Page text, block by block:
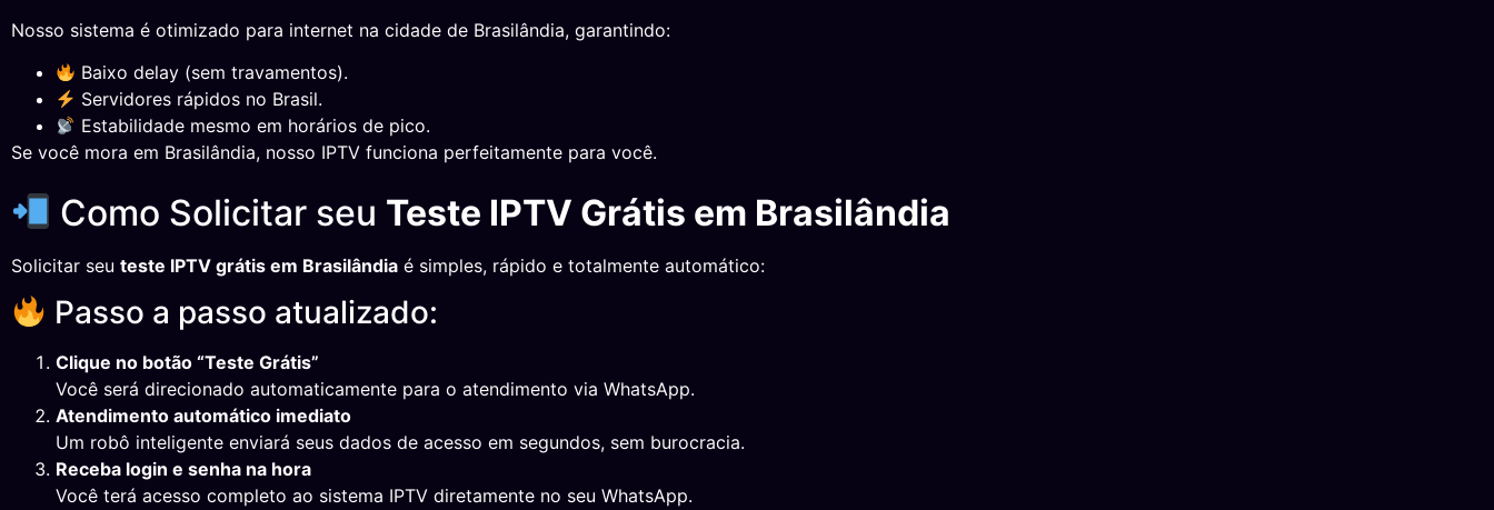
Nosso sistema é otimizado para internet na cidade de Brasilândia, garantindo:
Baixo delay (sem travamentos).
Servidores rápidos no Brasil.
Estabilidade mesmo em horários de pico.
Se você mora em Brasilândia, nosso IPTV funciona perfeitamente para você.
Como Solicitar seu Teste IPTV Grátis em Brasilândia
Solicitar seu teste IPTV grátis em Brasilândia é simples, rápido e totalmente automático:
Passo a passo atualizado:
Clique no botão “Teste Grátis”
Você será direcionado automaticamente para o atendimento via WhatsApp.
Atendimento automático imediato
Um robô inteligente enviará seus dados de acesso em segundos, sem burocracia.
Receba login e senha na hora
Você terá acesso completo ao sistema IPTV diretamente no seu WhatsApp.